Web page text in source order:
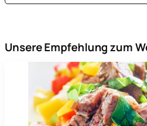
Unsere Empfehlung zum